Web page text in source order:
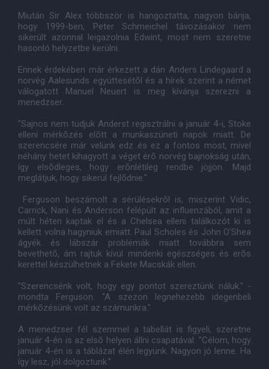
Miután Sir Alex többször is hangoztatta, nagyon bánja,
hogy 1999-ben, Peter Schmeichel távozásakor nem
sikerült azonnal leigazolnia Edwint, most nem szeretne
hasonló helyzetbe kerülni.
Ennek érdekében már érkezett a dán Anders Lindegaard a
norvég Aalesunds együttesétõl és a hírek szerint a német
válogatott Manuel Neuert is meg kívánja szerezni a
menedzser.
"Sajnos nem tudjuk Anderst regisztrálni a január 4-i, Stoke
elleni mérkõzés elõtt a munkaszüneti napok miatt. De
szerencsére már velünk edz és ez a fontos most, mivel
néhány hetet kihagyott a véget érõ norvég bajnokság után,
így elsõdleges, hogy erõnlétileg rendbe jöjjön. Majd
meglátjuk, hogy sikerül fejlõdnie."
Ferguson beszámolt a sérülésekrõl is, miszerint Vidic,
Carrick, Nani és Anderson felépült az influenzából, amit a
múlt héten kaptak el és a Chelsea elleni találkozót ki is
kellett volna hagyniuk emiatt. Paul Scholes és John O'Shea
ágyék és lábszár problémák miatt továbbra sem
bevethetõ, ám rajtuk kívül mindenki egészséges és erõs
kerettel készülhetnek a Fekete Macskák ellen.
"Szerencsénk volt, hogy egy pontot szereztünk náluk." -
mondta Ferguson. "A szezon legnehezebb idegenbeli
mérkõzésünk volt az számunkra."
A menedzser fél szemmel a tabellát is figyeli, szeretne
január 4-én is az elsõ helyen állni csapatával: "Célom, hogy
január 4-én is a táblázat élén legyünk. Nagyon jó lenne. Ha
így lesz, jól dolgoztunk."